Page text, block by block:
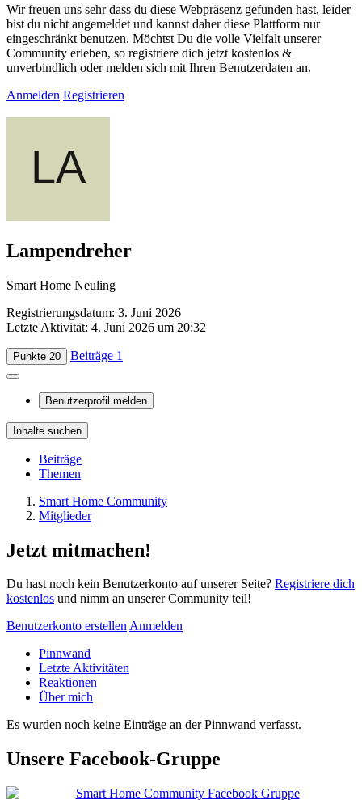
Wir freuen uns sehr dass du diese Webpräsenz gefunden hast, leider
bist du nicht angemeldet und kannst daher diese Plattform nur
eingeschränkt benutzen. Möchtst Du die volle Vielfalt unserer
Community erleben, so registriere dich jetzt kostenlos &
unverbindlich oder melden sich mit Ihren Benutzerdaten an.
Anmelden Registrieren
Lampendreher
Smart Home Neuling
Registrierungsdatum: 3. Juni 2026
Letzte Aktivität: 4. Juni 2026 um 20:32
Punkte 20 Beiträge 1
Benutzerprofil melden
Inhalte suchen
Beiträge
Themen
Smart Home Community
Mitglieder
Jetzt mitmachen!
Du hast noch kein Benutzerkonto auf unserer Seite? Registriere dich
kostenlos und nimm an unserer Community teil!
Benutzerkonto erstellenAnmelden
Pinnwand
Letzte Aktivitäten
Reaktionen
Über mich
Es wurden noch keine Einträge an der Pinnwand verfasst.
Unsere Facebook-Gruppe